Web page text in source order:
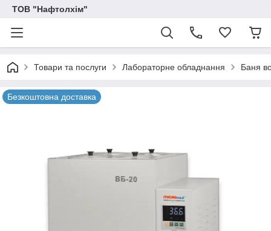
ТОВ "Нафтолхім"
Товари та послуги Лабораторне обладнання Баня
Безкоштовна доставка